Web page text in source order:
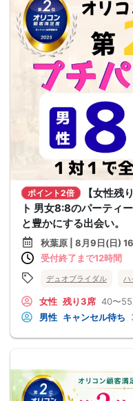
ポイント2倍
【女性残
ト 男女8:8のパーティ
と豊かにする出会い。
秋葉原 | 8月9日(日)
受付終了まで12時間
デュオブライダル ハ
女性 残り3席 40〜
男性 キャンセル待ち